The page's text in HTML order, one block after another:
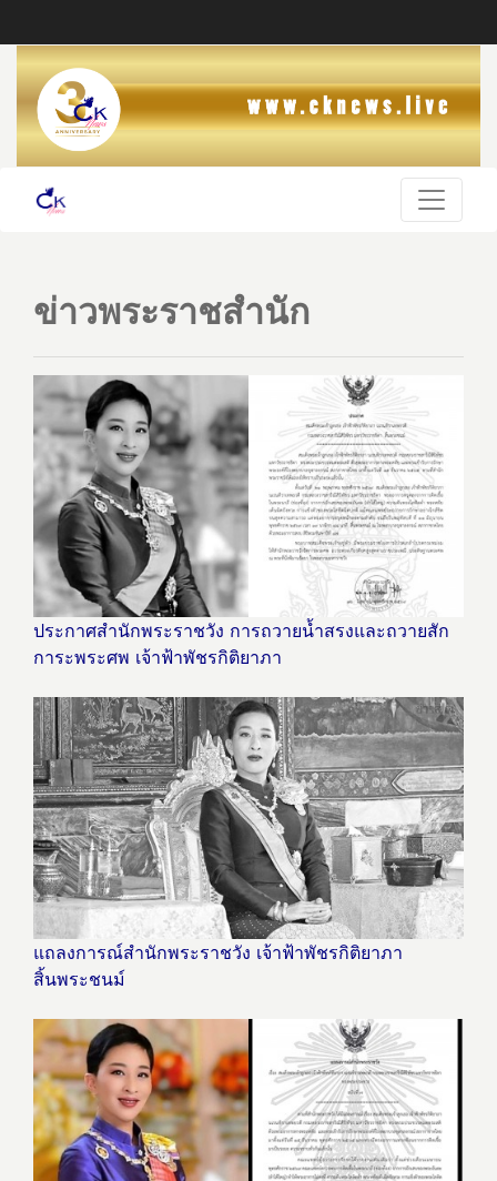
ข่าวพระราชสำนัก
ประกาศสำนักพระราชวัง การถวายน้ำสรงและถวายสัก
การะพระศพ เจ้าฟ้าพัชรกิติยาภา
แถลงการณ์สำนักพระราชวัง เจ้าฟ้าพัชรกิติยาภา
สิ้นพระชนม์